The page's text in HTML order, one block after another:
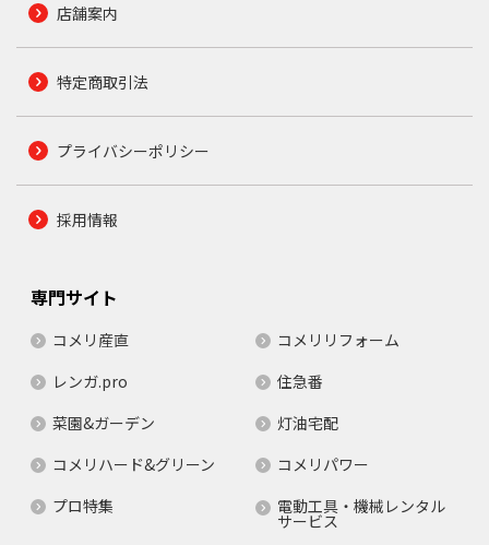
店舗案内
特定商取引法
プライバシーポリシー
採用情報
専門サイト
コメリ産直
コメリリフォーム
レンガ.pro
住急番
菜園&ガーデン
灯油宅配
コメリハード&グリーン
コメリパワー
プロ特集
電動工具・機械レンタル
サービス